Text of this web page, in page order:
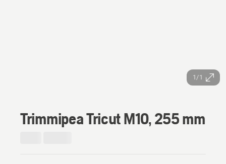
1/1
Trimmipea Tricut M10, 255 mm